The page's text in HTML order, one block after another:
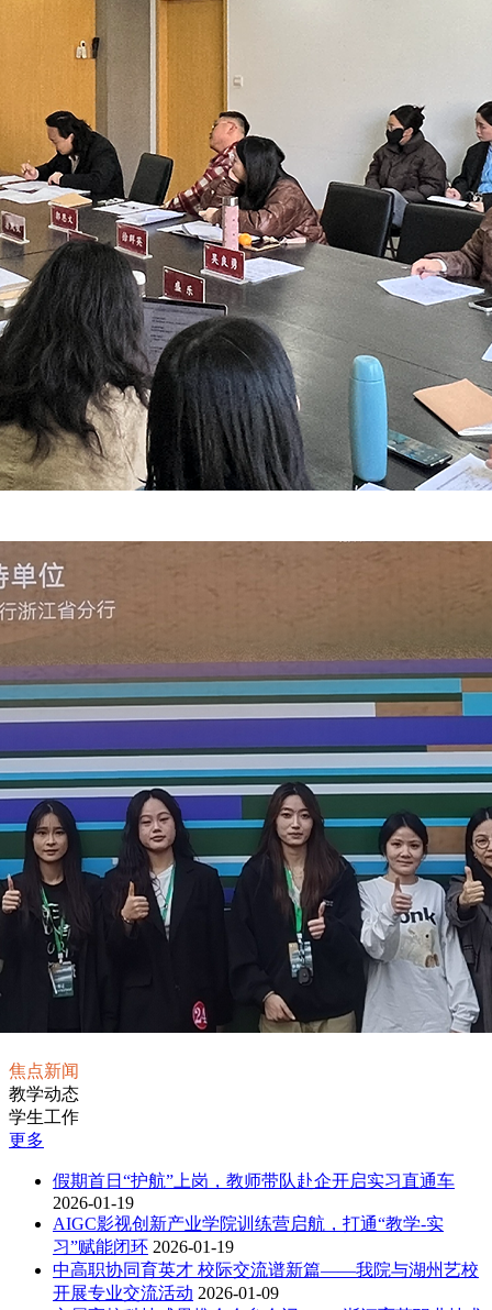
焦点新闻
教学动态
学生工作
更多
假期首日“护航”上岗，教师带队赴企开启实习直通车
2026-01-19
AIGC影视创新产业学院训练营启航，打通“教学-实
习”赋能闭环 2026-01-19
中高职协同育英才 校际交流谱新篇——我院与湖州艺校
开展专业交流活动 2026-01-09